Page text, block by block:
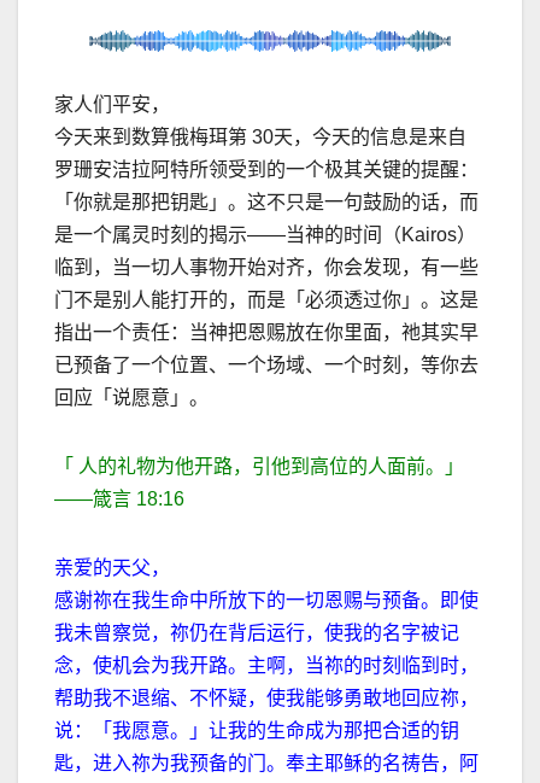
家人们平安，
今天来到数算俄梅珥第 30天，今天的信息是来自
罗珊安洁拉阿特所领受到的一个极其关键的提醒：
「你就是那把钥匙」。这不只是一句鼓励的话，而
是一个属灵时刻的揭示——当神的时间（Kairos）
临到，当一切人事物开始对齐，你会发现，有一些
门不是别人能打开的，而是「必须透过你」。这是
指出一个责任：当神把恩赐放在你里面，祂其实早
已预备了一个位置、一个场域、一个时刻，等你去
回应「说愿意」。
「 人的礼物为他开路，引他到高位的人面前。」
——箴言 18:16
亲爱的天父，
感谢祢在我生命中所放下的一切恩赐与预备。即使
我未曾察觉，祢仍在背后运行，使我的名字被记
念，使机会为我开路。主啊，当祢的时刻临到时，
帮助我不退缩、不怀疑，使我能够勇敢地回应祢，
说：「我愿意。」让我的生命成为那把合适的钥
匙，进入祢为我预备的门。奉主耶稣的名祷告，阿